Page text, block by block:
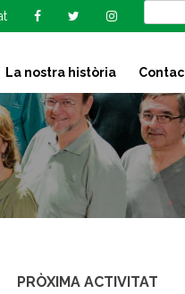
La nostra història
PRÒXIMA ACTIVITAT